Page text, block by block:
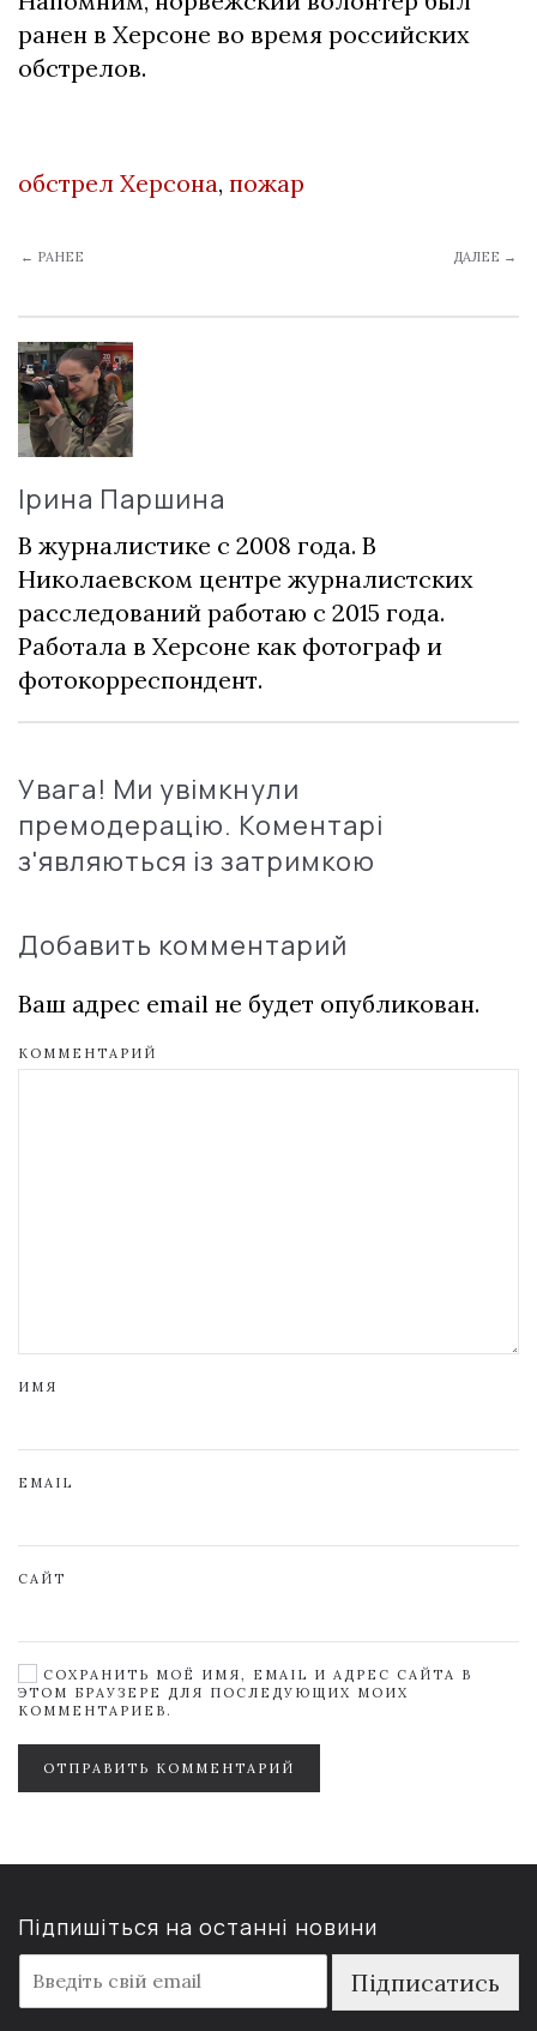
ранен в Херсоне во время российских
обстрелов.
обстрел Херсона, пожар
← РАНЕЕ ДАЛЕЕ →
Ірина Паршина
В журналистике с 2008 года. В
Николаевском центре журналистских
расследований работаю с 2015 года.
Работала в Херсоне как фотограф и
фотокорреспондент.
Увага! Ми увімкнули
премодерацію. Коментарі
з'являються із затримкою
Добавить комментарий
Ваш адрес email не будет опубликован.
КОММЕНТАРИЙ
ИМЯ
EMAIL
САЙТ
СОХРАНИТЬ МОЁ ИМЯ, EMAIL И АДРЕС САЙТА В
ЭТОМ БРАУЗЕРЕ ДЛЯ ПОСЛЕДУЮЩИХ МОИХ
КОММЕНТАРИЕВ.
ОТПРАВИТЬ КОММЕНТАРИЙ
Підпишіться на останні новини
m
a
Підписатись